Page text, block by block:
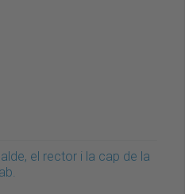
el rector i la cap de la